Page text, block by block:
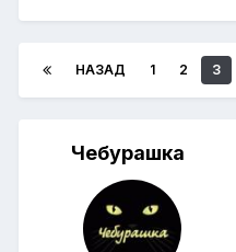
НАЗАД 1 2 3
Чебурашка